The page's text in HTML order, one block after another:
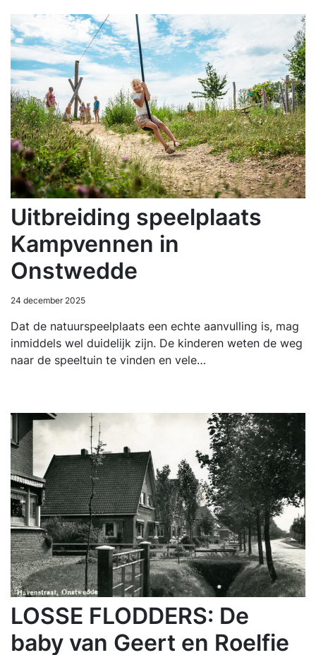
Uitbreiding speelplaats
Kampvennen in
Onstwedde
24 december 2025
Dat de natuurspeelplaats een echte aanvulling is, mag
inmiddels wel duidelijk zijn. De kinderen weten de weg
naar de speeltuin te vinden en vele…
LOSSE FLODDERS: De
baby van Geert en Roelfie